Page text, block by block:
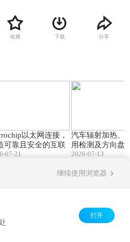
收藏 下载 分享
以太网连接，
可靠且安全的互联
07-21
汽车辐射加热、
用检测及方向盘
测和加热的低成
2026-07-13
继续使用浏览器
打开